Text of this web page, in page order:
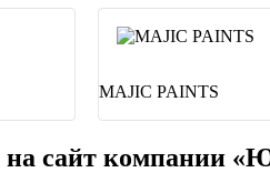
MAJIC PAINTS
на сайт компании